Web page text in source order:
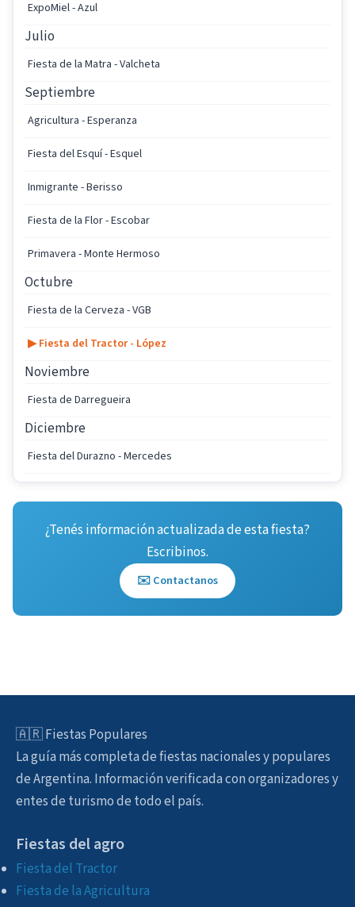
ExpoMiel - Azul
Julio
Fiesta de la Matra - Valcheta
Septiembre
Agricultura - Esperanza
Fiesta del Esquí - Esquel
Inmigrante - Berisso
Fiesta de la Flor - Escobar
Primavera - Monte Hermoso
Octubre
Fiesta de la Cerveza - VGB
▶ Fiesta del Tractor - López
Noviembre
Fiesta de Darregueira
Diciembre
Fiesta del Durazno - Mercedes
¿Tenés información actualizada de esta fiesta?
Escribinos.
✉️ Contactanos
🇦🇷 Fiestas Populares
La guía más completa de fiestas nacionales y populares
de Argentina. Información verificada con organizadores y
entes de turismo de todo el país.
Fiestas del agro
Fiesta del Tractor
Fiesta de la Agricultura